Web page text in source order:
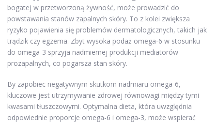
bogatej w przetworzoną żywność, może prowadzić do
powstawania stanów zapalnych skóry. To z kolei zwiększa
ryzyko pojawienia się problemów dermatologicznych, takich jak
trądzik czy egzema. Zbyt wysoka podaż omega-6 w stosunku
do omega-3 sprzyja nadmiernej produkcji mediatorów
prozapalnych, co pogarsza stan skóry.
By zapobiec negatywnym skutkom nadmiaru omega-6,
kluczowe jest utrzymywanie zdrowej równowagi między tymi
kwasami tłuszczowymi. Optymalna dieta, która uwzględnia
odpowiednie proporcje omega-6 i omega-3, może wspierać